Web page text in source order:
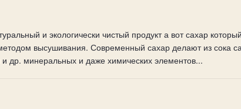
и экологически чистый продукт а вот сахар
методом высушивания. Современный сахар делают из сока
др. минеральных и даже химических элементов...